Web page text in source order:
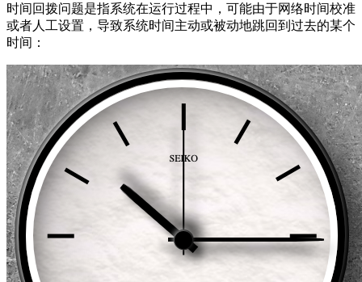
时间回拨问题是指系统在运行过程中，可能由于网络时间校准
或者人工设置，导致系统时间主动或被动地跳回到过去的某个
时间：